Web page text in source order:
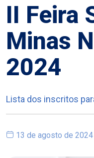
II Feira
Minas
2024
Lista dos inscritos
13 de agosto de